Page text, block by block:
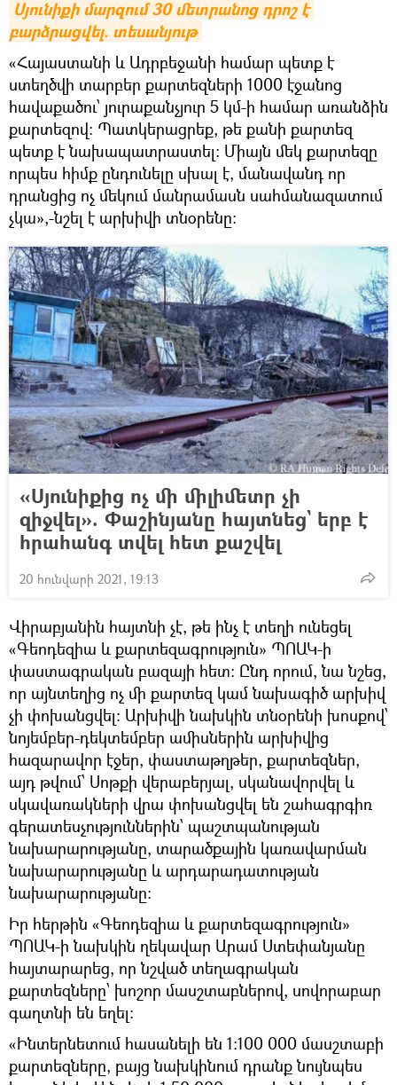
Սյունիքի մարզում 30 մետրանոց դրոշ է
բարձրացվել. տեսանյութ
«Հայաստանի և Ադրբեջանի համար պետք է
ստեղծվի տարբեր քարտեզների 1000 էջանոց
հավաքածու՝ յուրաքանչյուր 5 կմ-ի համար առանձին
քարտեզով: Պատկերացրեք, թե քանի քարտեզ
պետք է նախապատրաստել: Միայն մեկ քարտեզը
որպես հիմք ընդունելը սխալ է, մանավանդ որ
դրանցից ոչ մեկում մանրամասն սահմանազատում
չկա»,-նշել է արխիվի տնօրենը։
«Սյունիքից ոչ մի միլիմետր չի
զիջվել». Փաշինյանը հայտնեց` երբ է
հրահանգ տվել հետ քաշվել
20 հունվարի 2021, 19:13
Վիրաբյանին հայտնի չէ, թե ինչ է տեղի ունեցել
«Գեոդեզիա և քարտեզագրություն» ՊՈԱԿ-ի
փաստագրական բազայի հետ։ Ընդ որում, նա նշեց,
որ այնտեղից ոչ մի քարտեզ կամ նախագիծ արխիվ
չի փոխանցվել։ Արխիվի նախկին տնօրենի խոսքով՝
նոյեմբեր-դեկտեմբեր ամիսներին արխիվից
հազարավոր էջեր, փաստաթղթեր, քարտեզներ,
այդ թվում՝ Սոթքի վերաբերյալ, սկանավորվել և
սկավառակների վրա փոխանցվել են շահագրգիռ
գերատեսչություններին՝ պաշտպանության
նախարարությանը, տարածքային կառավարման
նախարարությանը և արդարադատության
նախարարությանը:
Իր հերթին «Գեոդեզիա և քարտեզագրություն»
ՊՈԱԿ-ի նախկին ղեկավար Արամ Ստեփանյանը
հայտարարեց, որ նշված տեղագրական
քարտեզները՝ խոշոր մասշտաբներով, սովորաբար
գաղտնի են եղել:
«Ինտերնետում հասանելի են 1:100 000 մասշտաբի
քարտեզները, բայց նախկինում դրանք նույնպես